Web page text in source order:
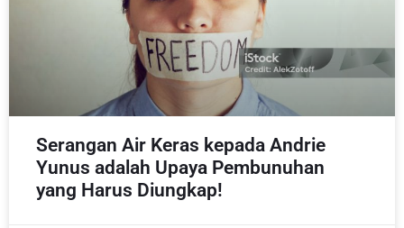
Serangan Air Keras kepada Andrie
Yunus adalah Upaya Pembunuhan
yang Harus Diungkap!